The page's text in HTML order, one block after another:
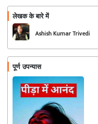
लेखक के बारे में
Ashish Kumar Trivedi
पूर्ण उपन्यास